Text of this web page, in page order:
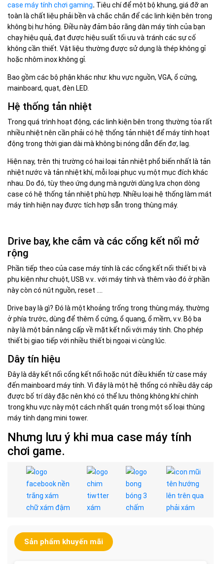
case máy tính chơi gaming. Tiêu chí để một bộ khung, giá đỡ an
toàn là chất liệu phải bền và chắc chắn để các linh kiện bên trong
không bị hư hỏng. Điều này đảm bảo rằng dàn máy tính của bạn
chạy hiệu quả, đạt được hiệu suất tối ưu và tránh các sự cố
không cần thiết. Vật liệu thường được sử dụng là thép không gỉ
hoặc nhôm inox không gỉ.
Bao gồm các bộ phận khác như: khu vực nguồn, VGA, ổ cứng,
mainboard, quạt, đèn LED.
Hệ thống tản nhiệt
Trong quá trình hoạt động, các linh kiện bên trong thường tỏa rất
nhiều nhiệt nên cần phải có hệ thống tản nhiệt để máy tính hoạt
động trong thời gian dài mà không bị nóng dẫn đến đơ, lag.
Hiện nay, trên thị trường có hai loại tản nhiệt phổ biến nhất là tản
nhiệt nước và tản nhiệt khí, mỗi loại phục vụ một mục đích khác
nhau. Do đó, tùy theo ứng dụng mà người dùng lựa chọn dòng
case có hệ thống tản nhiệt phù hợp. Nhiều loại hệ thống làm mát
máy tính hiện nay được tích hợp sẵn trong thùng máy.
Drive bay, khe cắm và các cổng kết nối mở
rộng
Phần tiếp theo của case máy tính là các cổng kết nối thiết bị và
phụ kiện như chuột, USB v.v.. với máy tính và thêm vào đó ở phần
này còn có nút nguồn, reset ....
Drive bay là gì? Đó là một khoảng trống trong thùng máy, thường
ở phía trước, dùng để thêm ổ cứng, ổ quang, ổ mềm, v.v. Bộ ba
này là một bản nâng cấp về mặt kết nối với máy tính. Cho phép
thiết bị giao tiếp với nhiều thiết bị ngoại vi cùng lúc.
Dây tín hiệu
Đây là dây kết nối cổng kết nối hoặc nút điều khiển từ case máy
đến mainboard máy tính. Vì đây là một hệ thống có nhiều dây cáp
được bố trí dày đặc nên khó có thể lưu thông không khí chính
trong khu vực này một cách nhất quán trong một số loại thùng
máy tính dạng mini tower.
Nhưng lưu ý khi mua case máy tính
chơi game.
Sản phẩm khuyến mãi